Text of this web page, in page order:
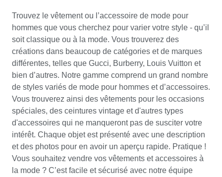
Trouvez le vêtement ou l’accessoire de mode pour
hommes que vous cherchez pour varier votre style - qu’il
soit classique ou à la mode. Vous trouverez des
créations dans beaucoup de catégories et de marques
différentes, telles que Gucci, Burberry, Louis Vuitton et
bien d’autres. Notre gamme comprend un grand nombre
de styles variés de mode pour hommes et d’accessoires.
Vous trouverez ainsi des vêtements pour les occasions
spéciales, des ceintures vintage et d'autres types
d'accessoires qui ne manqueront pas de susciter votre
intérêt. Chaque objet est présenté avec une description
et des photos pour en avoir un aperçu rapide. Pratique !
Vous souhaitez vendre vos vêtements et accessoires à
la mode ? C’est facile et sécurisé avec notre équipe